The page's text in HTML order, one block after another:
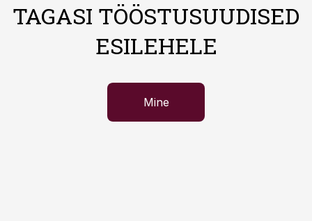
TAGASI TÖÖSTUSUUDISED
ESILEHELE
Mine